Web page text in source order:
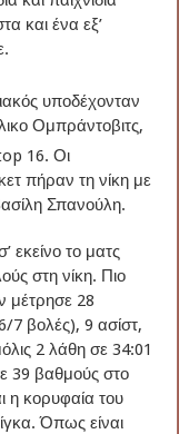
και ένα εξ’
υποδέχονταν
Ομπράντοβιτς,
16. Οι
πήραν τη νίκη με
Σπανούλη.
εκείνο το ματς
στη νίκη. Πιο
μέτρησε 28
7 βολές), 9 ασίστ,
2 λάθη σε 34:01
39 βαθμούς στο
η κορυφαία του
Όπως είναι